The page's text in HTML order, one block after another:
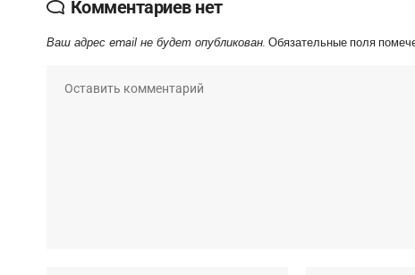
Комментариев нет
Ваш адрес email не будет опубликован. Обязательные поля